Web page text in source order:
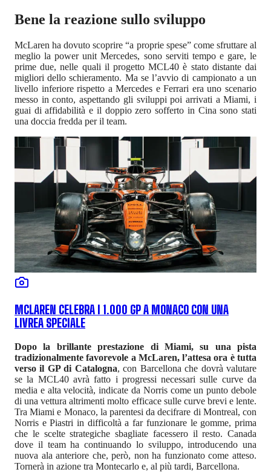
Bene la reazione sullo sviluppo
McLaren ha dovuto scoprire “a proprie spese” come sfruttare al
meglio la power unit Mercedes, sono serviti tempo e gare, le
prime due, nelle quali il progetto MCL40 è stato distante dai
migliori dello schieramento. Ma se l’avvio di campionato a un
livello inferiore rispetto a Mercedes e Ferrari era uno scenario
messo in conto, aspettando gli sviluppi poi arrivati a Miami, i
guai di affidabilità e il doppio zero sofferto in Cina sono stati
una doccia fredda per il team.
MCLAREN CELEBRA I 1.000 GP A MONACO CON UNA
LIVREA SPECIALE
Dopo la brillante prestazione di Miami, su una pista
tradizionalmente favorevole a McLaren, l’attesa ora è tutta
verso il GP di Catalogna, con Barcellona che dovrà valutare
se la MCL40 avrà fatto i progressi necessari sulle curve da
media e alta velocità, indicate da Norris come un punto debole
di una vettura altrimenti molto efficace sulle curve brevi e lente.
Tra Miami e Monaco, la parentesi da decifrare di Montreal, con
Norris e Piastri in difficoltà a far funzionare le gomme, prima
che le scelte strategiche sbagliate facessero il resto. Canada
dove il team ha continuando lo sviluppo, introducendo una
nuova ala anteriore che, però, non ha funzionato come atteso.
Tornerà in azione tra Montecarlo e, al più tardi, Barcellona.